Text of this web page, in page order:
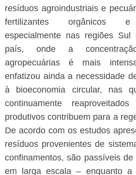
resíduos agroindustriais e
fertilizantes orgânicos e
especialmente nas regiões Sul
país, onde a
agropecuárias é mais
enfatizou ainda a necessidade
à bioeconomia circular, nas
continuamente
produtivos contribuem para a
De acordo com os estudos
resíduos provenientes de
confinamentos, são passíveis
em larga escala – enquanto a